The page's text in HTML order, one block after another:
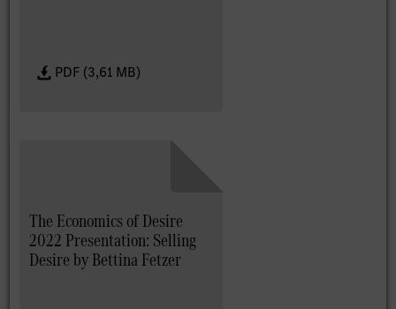
PDF (3,61 MB)
The Economics of Desire
2022 Presentation: Selling
Desire by Bettina Fetzer